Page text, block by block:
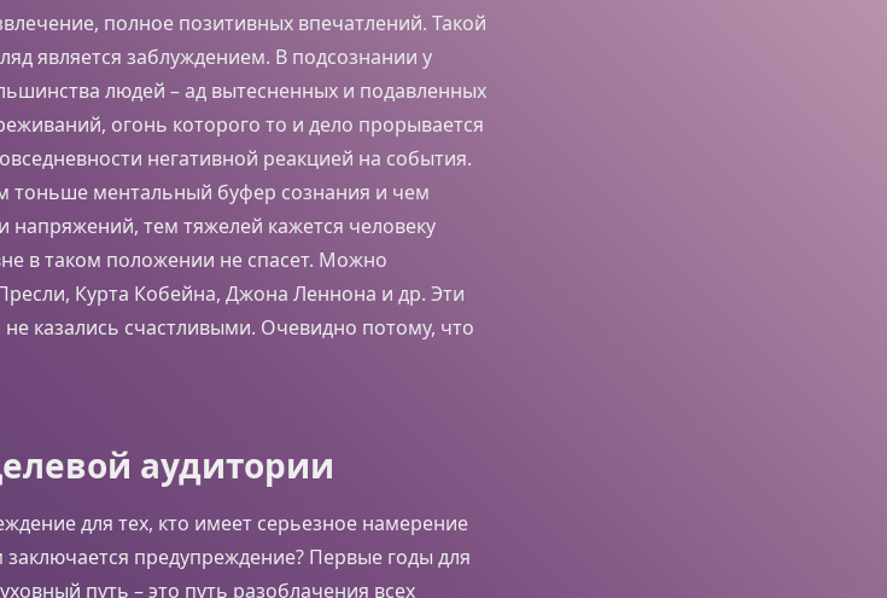
полное позитивных впечатлений. Такой
является заблуждением. В подсознании у
людей – ад вытесненных и подавленных
огонь которого то и дело прорывается
негативной реакцией на события.
тоньше ментальный буфер сознания и чем
тем тяжелей кажется человеку
в таком положении не спасет. Можно
Курта Кобейна, Джона Леннона и др. Эти
казались счастливыми. Очевидно потому, что
аудитории
для тех, кто имеет серьезное намерение
заключается предупреждение? Первые годы для
путь – это путь разоблачения всех